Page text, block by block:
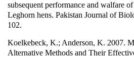
subsequent performance and walfare
Leghorn hens. Pakistan Journal of
102.
Koelkebeck, K.; Anderson, K. 2007.
Alternative Methods and Their